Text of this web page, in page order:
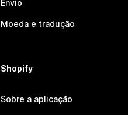
Envio
Moeda e tradução
Shopify
Sobre a aplicação